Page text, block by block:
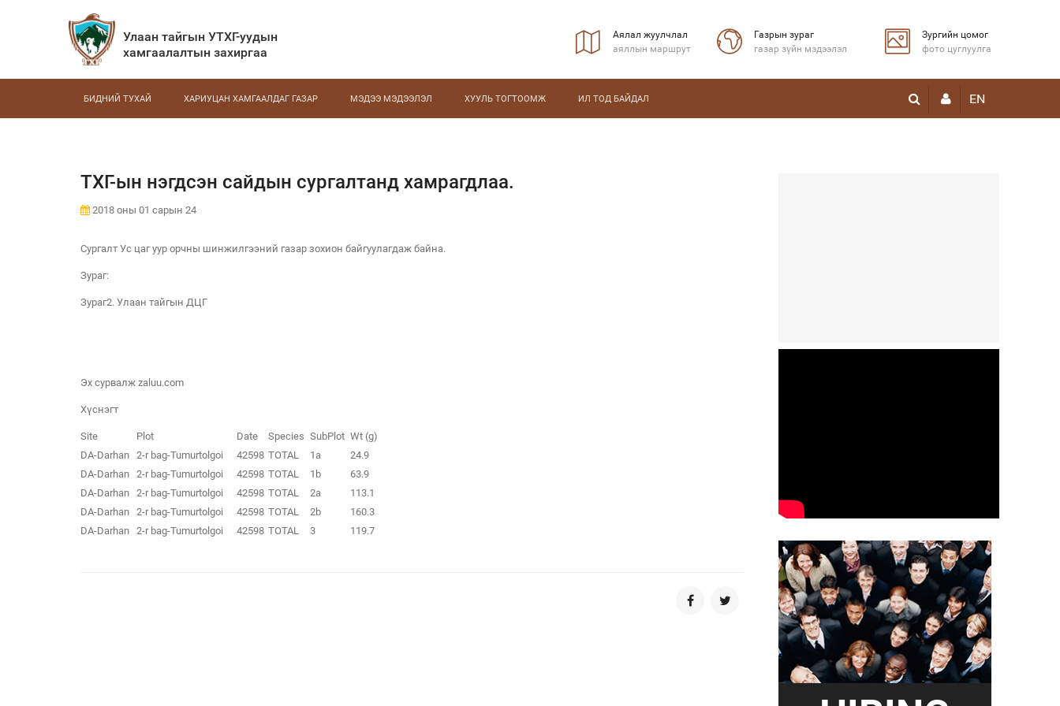
Улаан тайгын УТХГ-уудын
хамгаалалтын захиргаа
Аялал жуулчлал
аяллын маршрут
Газрын зураг
газар зүйн мэдээлэл
Зургийн цомог
фото цуглуулга
БИДНИЙ ТУХАЙ ХАРИУЦАН ХАМГААЛДАГ ГАЗАР МЭДЭЭ МЭДЭЭЛЭЛ ХУУЛЬ ТОГТООМЖ ИЛ ТОД БАЙДАЛ EN
ТХГ-ын нэгдсэн сайдын сургалтанд хамрагдлаа.
2018 оны 01 сарын 24
Сургалт Ус цаг уур орчны шинжилгээний газар зохион байгуулагдаж байна.
Зураг:
Зураг2. Улаан тайгын ДЦГ
Эх сурвалж zaluu.com
Хүснэгт
Site Plot Date Species SubPlot Wt (g)
DA-Darhan 2-r bag-Tumurtolgoi 42598 TOTAL 1a
24.9
DA-Darhan 2-r bag-Tumurtolgoi 42598 TOTAL 1b
63.9
DA-Darhan 2-r bag-Tumurtolgoi 42598 TOTAL 2a
113.1
DA-Darhan 2-r bag-Tumurtolgoi 42598 TOTAL 2b
160.3
DA-Darhan 2-r bag-Tumurtolgoi 42598 TOTAL 3 119.7